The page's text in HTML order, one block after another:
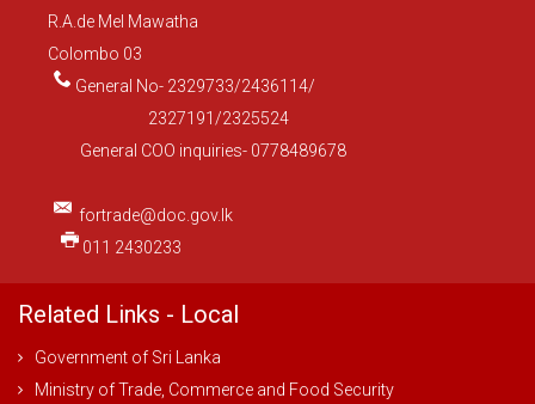
R.A.de Mel Mawatha
Colombo 03
General No- 2329733/2436114/
2327191/2325524
General COO inquiries- 0778489678
fortrade@doc.gov.lk
011 2430233
Related Links - Local
Government of Sri Lanka
Ministry of Trade, Commerce and Food Security